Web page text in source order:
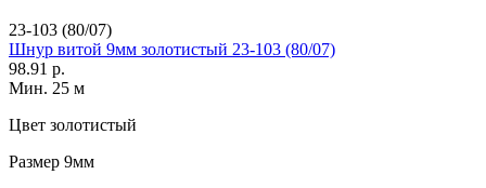
23-103 (80/07)
Шнур витой 9мм золотистый 23-103 (80/07)
98.91 р.
Мин. 25 м
Цвет золотистый
Размер 9мм